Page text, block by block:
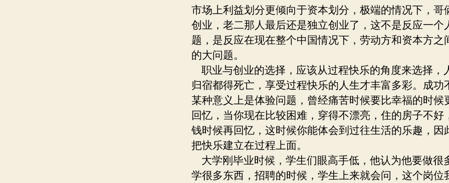
市场上利益划分更倾向于资本划分，极端的情况下，哥
创业，老二那人最后还是独立创业了，这不是反应一个
题，是反应在现在整个中国情况下，劳动方和资本方之
的大问题。
职业与创业的选择，应该从过程快乐的角度来选择，
归宿都得死亡，享受过程快乐的人生才丰富多彩。成功
某种意义上是体验问题，曾经痛苦时候要比幸福的时候
回忆，当你现在比较困难，穿得不漂亮，住的房子不好
钱时候再回忆，这时候你能体会到过往生活的乐趣，因
把快乐建立在过程上面。
大学刚毕业时候，学生们眼高手低，他认为他要做很
学很多东西，招聘的时候，学生上来就会问，这个岗位